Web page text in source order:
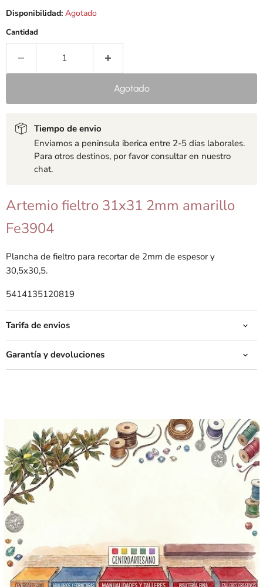
Disponibilidad: Agotado
Cantidad
Agotado
Tiempo de envio
Enviamos a peninsula iberica entre 2-5 dias laborales.
Para otros destinos, por favor consultar en nuestro
chat.
Artemio fieltro 31x31 2mm amarillo
Fe3904
Plancha de fieltro para recortar de 2mm de espesor y
30,5x30,5.
5414135120819
Tarifa de envios
Garantía y devoluciones